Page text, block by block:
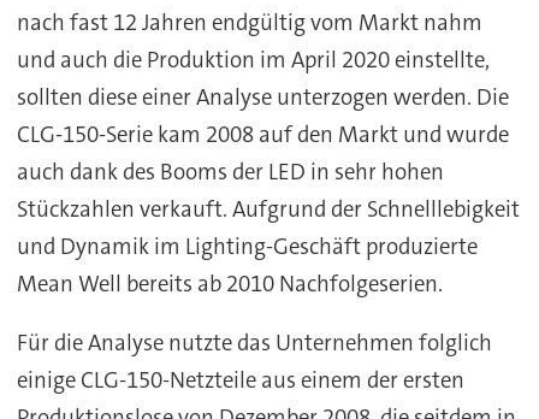
nach fast 12 Jahren endgültig vom Markt nahm
und auch die Produktion im April 2020 einstellte,
sollten diese einer Analyse unterzogen werden. Die
CLG-150-Serie kam 2008 auf den Markt und wurde
auch dank des Booms der LED in sehr hohen
Stückzahlen verkauft. Aufgrund der Schnelllebigkeit
und Dynamik im Lighting-Geschäft produzierte
Mean Well bereits ab 2010 Nachfolgeserien.
Für die Analyse nutzte das Unternehmen folglich
einige CLG-150-Netzteile aus einem der ersten